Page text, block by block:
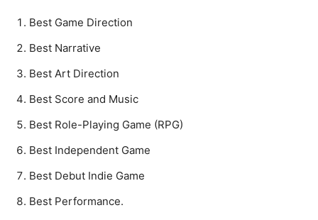
Best Game Direction
Best Narrative
Best Art Direction
Best Score and Music
Best Role-Playing Game (RPG)
Best Independent Game
Best Debut Indie Game
Best Performance.